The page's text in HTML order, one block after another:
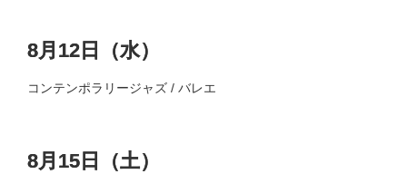
8月12日（水）
コンテンポラリージャズ / バレエ
8月15日（土）